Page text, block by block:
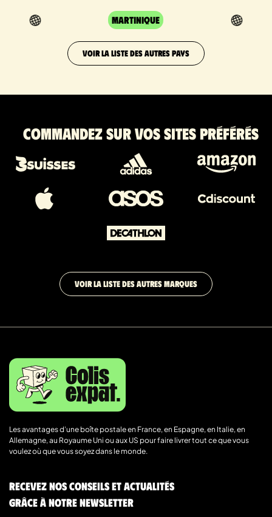
Martinique
VOIR LA LISTE DES AUTRES PAYS
Commandez sur vos sites préférés
VOIR LA LISTE DES AUTRES MARQUES
Les avantages d’une boîte postale en France, en Espagne, en Italie, en
Allemagne, au Royaume Uni ou aux US pour faire livrer tout ce que vous
voulez où que vous soyez dans le monde.
Recevez nos conseils et actualités
grâce à notre newsletter